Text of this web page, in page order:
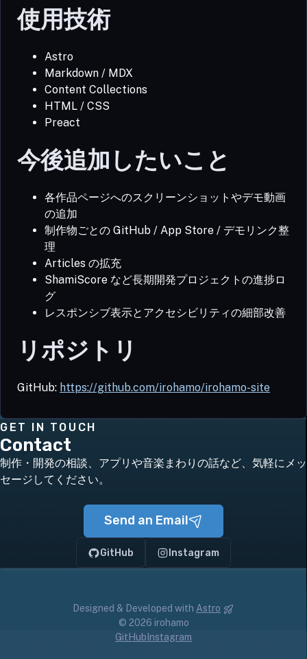
使用技術
Astro
Markdown / MDX
Content Collections
HTML / CSS
Preact
今後追加したいこと
各作品ページへのスクリーンショットやデモ動画
の追加
制作物ごとの GitHub / App Store / デモリンク整
理
Articles の拡充
ShamiScore など長期開発プロジェクトの進捗ロ
グ
レスポンシブ表示とアクセシビリティの細部改善
リポジトリ
GitHub: https://github.com/irohamo/irohamo-site
GET IN TOUCH
Contact
制作・開発の相談、アプリや音楽まわりの話など、気軽にメッ
セージしてください。
Send an Email
GitHub Instagram
Designed & Developed with Astro
© 2026 irohamo
GitHub Instagram